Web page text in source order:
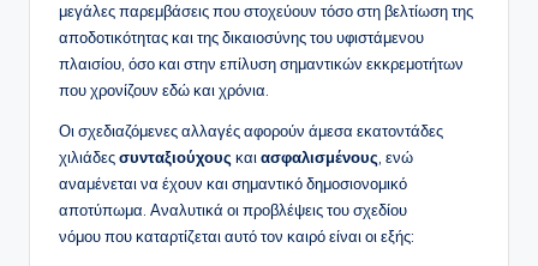
μεγάλες παρεμβάσεις που στοχεύουν τόσο στη βελτίωση της
αποδοτικότητας και της δικαιοσύνης του υφιστάμενου
πλαισίου, όσο και στην επίλυση σημαντικών εκκρεμοτήτων
που χρονίζουν εδώ και χρόνια.
Οι σχεδιαζόμενες αλλαγές αφορούν άμεσα εκατοντάδες
χιλιάδεςσυνταξιούχους καιασφαλισμένους, ενώ
αναμένεται να έχουν και σημαντικό δημοσιονομικό
αποτύπωμα. Αναλυτικά οι προβλέψεις του σχεδίου
νόμου που καταρτίζεται αυτό τον καιρό είναι οι εξής: